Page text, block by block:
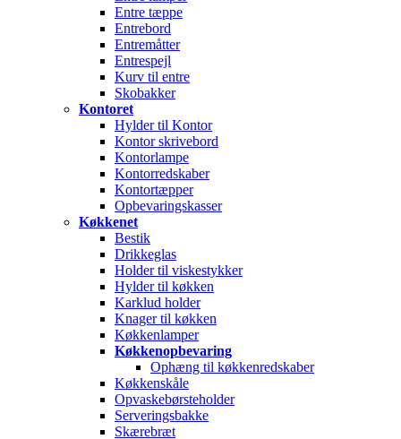
Entre tæppe
Entrebord
Entremåtter
Entrespejl
Kurv til entre
Skobakker
Kontoret
Hylder til Kontor
Kontor skrivebord
Kontorlampe
Kontorredskaber
Kontortæpper
Opbevaringskasser
Køkkenet
Bestik
Drikkeglas
Holder til viskestykker
Hylder til køkken
Karklud holder
Knager til køkken
Køkkenlamper
Køkkenopbevaring
Ophæng til køkkenredskaber
Køkkenskåle
Opvaskebørsteholder
Serveringsbakke
Skærebræt